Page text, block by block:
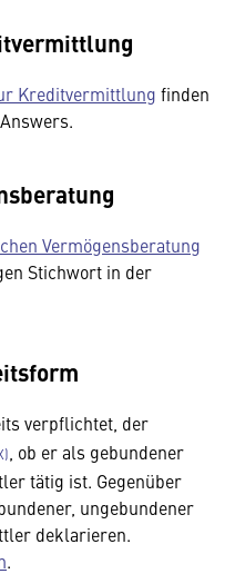
Kreditvermittlung finden
Vermögensberatung
Stichwort in der
verpflichtet, der
, ob er als gebundener
tätig ist. Gegenüber
ungebundener
deklarieren.
.